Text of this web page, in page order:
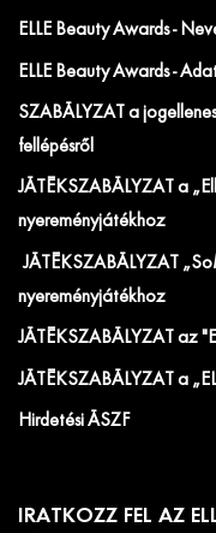
ELLE Beauty Awards -
ELLE Beauty Awards -
SZABÁLYZAT a
fellépésről
JÁTÉKSZABÁLYZAT a
nyereményjátékhoz
JÁTÉKSZABÁLYZAT
nyereményjátékhoz
JÁTÉKSZABÁLYZAT az
JÁTÉKSZABÁLYZAT a
Hirdetési ÁSZF
IRATKOZZ FEL AZ